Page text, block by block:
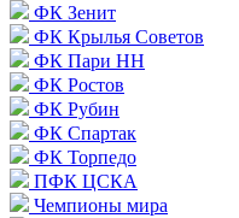
ФК Зенит
ФК Крылья Советов
ФК Пари НН
ФК Ростов
ФК Рубин
ФК Спартак
ФК Торпедо
ПФК ЦСКА
Чемпионы мира